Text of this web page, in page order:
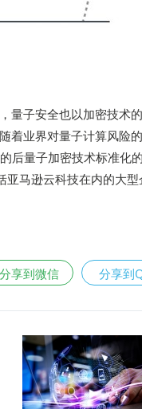
量子安全也以加密技术
着业界对量子计算风险
后量子加密技术标准化
马逊云科技在内的大型
分享到微信 分享到